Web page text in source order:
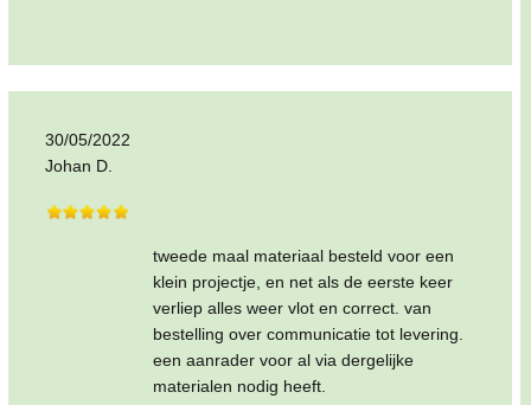
30/05/2022
Johan D.
tweede maal materiaal besteld voor een
klein projectje, en net als de eerste keer
verliep alles weer vlot en correct. van
bestelling over communicatie tot levering.
een aanrader voor al via dergelijke
materialen nodig heeft.